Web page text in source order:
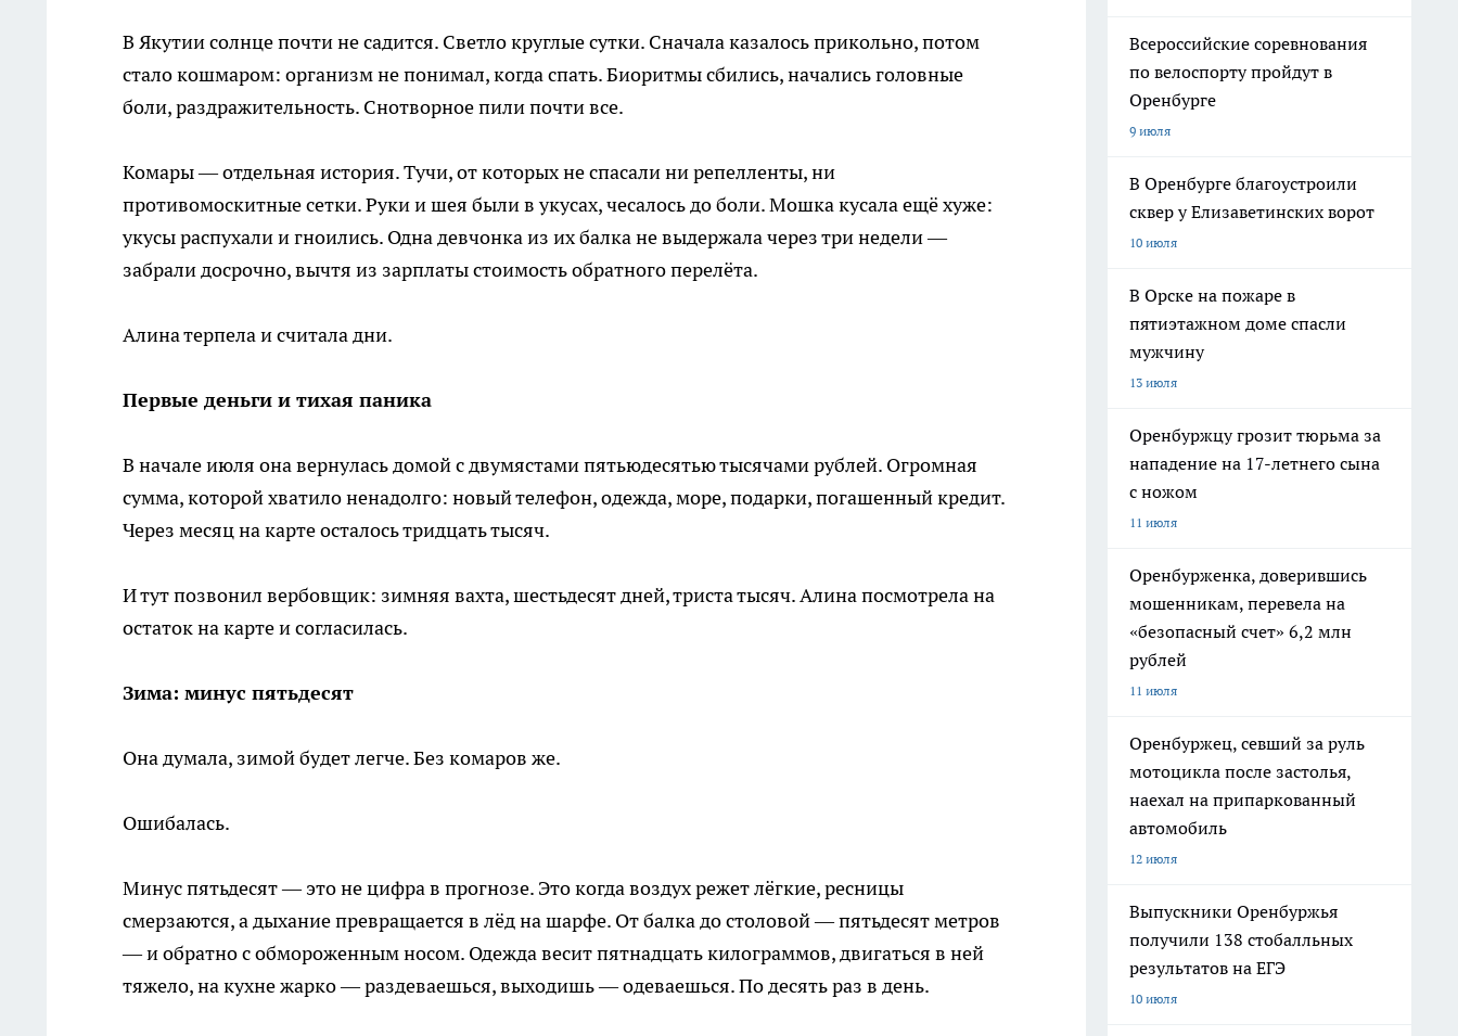
В Якутии солнце почти не садится. Светло круглые сутки. Сначала казалось прикольно, потом
стало кошмаром: организм не понимал, когда спать. Биоритмы сбились, начались головные
боли, раздражительность. Снотворное пили почти все.
Комары — отдельная история. Тучи, от которых не спасали ни репелленты, ни
противомоскитные сетки. Руки и шея были в укусах, чесалось до боли. Мошка кусала ещё хуже:
укусы распухали и гноились. Одна девчонка из их балка не выдержала через три недели —
забрали досрочно, вычтя из зарплаты стоимость обратного перелёта.
Алина терпела и считала дни.
Первые деньги и тихая паника
В начале июля она вернулась домой с двумястами пятьюдесятью тысячами рублей. Огромная
сумма, которой хватило ненадолго: новый телефон, одежда, море, подарки, погашенный кредит.
Через месяц на карте осталось тридцать тысяч.
И тут позвонил вербовщик: зимняя вахта, шестьдесят дней, триста тысяч. Алина посмотрела на
остаток на карте и согласилась.
Зима: минус пятьдесят
Она думала, зимой будет легче. Без комаров же.
Ошибалась.
Минус пятьдесят — это не цифра в прогнозе. Это когда воздух режет лёгкие, ресницы
смерзаются, а дыхание превращается в лёд на шарфе. От балка до столовой — пятьдесят метров
— и обратно с обмороженным носом. Одежда весит пятнадцать килограммов, двигаться в ней
тяжело, на кухне жарко — раздеваешься, выходишь — одеваешься. По десять раз в день.
Всероссийские соревнования
по велоспорту пройдут в
Оренбурге
9 июля
В Оренбурге благоустроили
сквер у Елизаветинских ворот
10 июля
В Орске на пожаре в
пятиэтажном доме спасли
мужчину
13 июля
Оренбуржцу грозит тюрьма за
нападение на 17-летнего сына
с ножом
11 июля
Оренбурженка, доверившись
мошенникам, перевела на
«безопасный счет» 6,2 млн
рублей
11 июля
Оренбуржец, севший за руль
мотоцикла после застолья,
наехал на припаркованный
автомобиль
12 июля
Выпускники Оренбуржья
получили 138 стобалльных
результатов на ЕГЭ
10 июля